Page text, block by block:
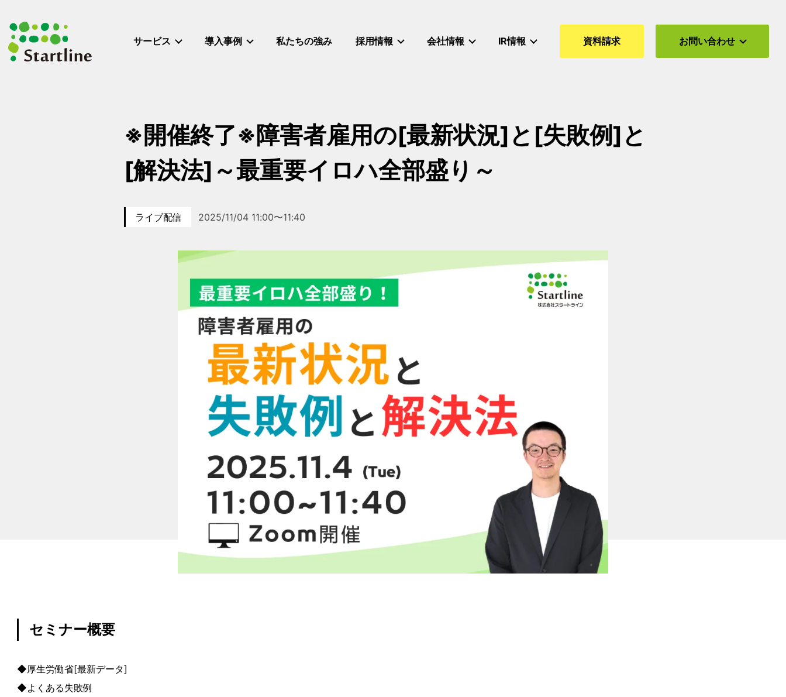
コ
サービス 導入事例 私たちの強み 採用情報 会社情報 IR情報 資料請求 お問い合わせ
※開催終了※障害者雇用の[最新状況]と[失敗例]と
[解決法]～最重要イロハ全部盛り～
カテゴリー
ライブ配信
イベント日
2025/11/04 11:00〜11:40
セミナー概要
◆厚生労働省[最新データ]
◆よくある失敗例